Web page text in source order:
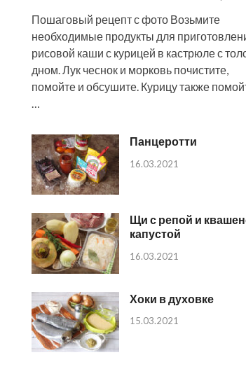
Пошаговый рецепт с фото Возьмите
необходимые продукты для
рисовой каши с курицей в кастрюле с
дном. Лук чеснок и морковь почистите,
помойте и обсушите. Курицу также
…
Панцеротти
16.03.2021
Щи с репой и
капустой
16.03.2021
Хоки в духовке
15.03.2021